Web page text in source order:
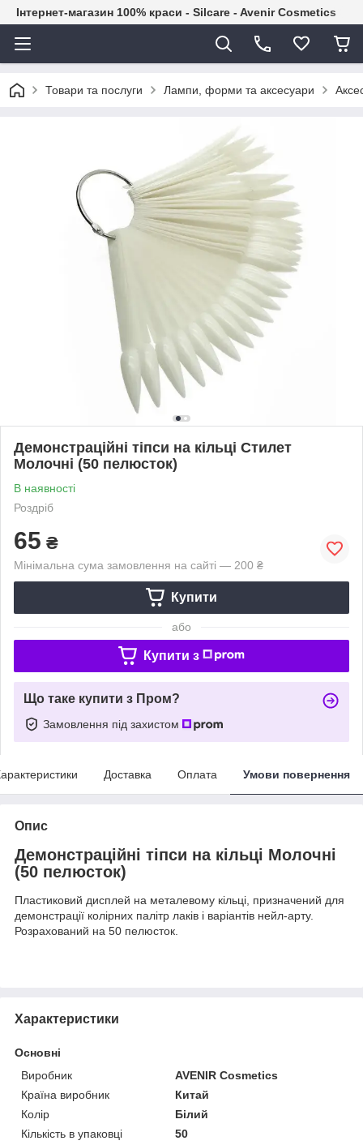
Інтернет-магазин 100% краси - Silcare - Avenir Cosmetics
Товари та послуги Лампи, форми та аксесуари
Демонстраційні тіпси на кільці Стилет
Молочні (50 пелюсток)
В наявності
Роздріб
65 ₴
Мінімальна сума замовлення на сайті — 200 ₴
Купити
або
Купити з
Що таке купити з Пром?
Замовлення під захистом
Доставка Оплата Умови повернення
Опис
Демонстраційні тіпси на кільці Молочні
(50 пелюсток)
Пластиковий дисплей на металевому кільці, призначений для
демонстрації колірних палітр лаків і варіантів нейл-арту.
Розрахований на 50 пелюсток.
Характеристики
Основні
Виробник
AVENIR Cosmetics
Країна виробник
Китай
Колір
Білий
Кількість в упаковці
50